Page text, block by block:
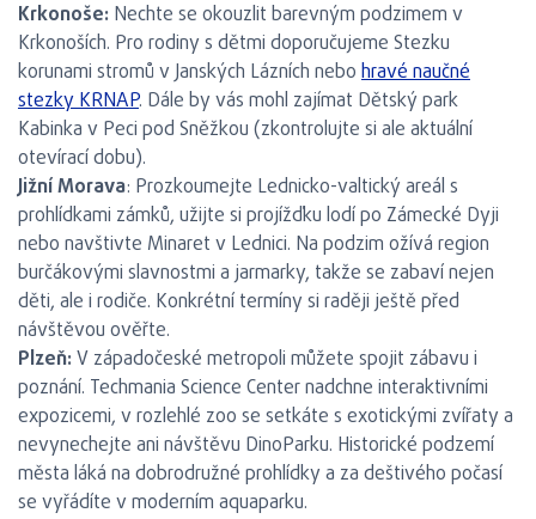
Krkonoše: Nechte se okouzlit barevným podzimem v
Krkonoších. Pro rodiny s dětmi doporučujeme Stezku
korunami stromů v Janských Lázních nebo hravé naučné
stezky KRNAP. Dále by vás mohl zajímat Dětský park
Kabinka v Peci pod Sněžkou (zkontrolujte si ale aktuální
otevírací dobu).
Jižní Morava: Prozkoumejte Lednicko-valtický areál s
prohlídkami zámků, užijte si projížďku lodí po Zámecké Dyji
nebo navštivte Minaret v Lednici. Na podzim ožívá region
burčákovými slavnostmi a jarmarky, takže se zabaví nejen
děti, ale i rodiče. Konkrétní termíny si raději ještě před
návštěvou ověřte.
Plzeň:V západočeské metropoli můžete spojit zábavu i
poznání. Techmania Science Center nadchne interaktivními
expozicemi, v rozlehlé zoo se setkáte s exotickými zvířaty a
nevynechejte ani návštěvu DinoParku. Historické podzemí
města láká na dobrodružné prohlídky a za deštivého počasí
se vyřádíte v moderním aquaparku.